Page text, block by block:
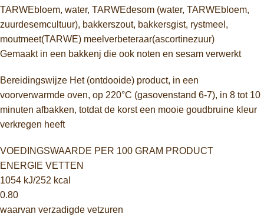
TARWEbloem, water, TARWEdesom (water, TARWEbloem,
zuurdesemcultuur), bakkerszout, bakkersgist, rystmeel,
moutmeet(TARWE) meelverbeteraar(ascortinezuur)
Gemaakt in een bakkenj die ook noten en sesam verwerkt
Bereidingswijze Het (ontdooide) product, in een
voorverwarmde oven, op 220°C (gasovenstand 6-7), in 8 tot 10
minuten afbakken, totdat de korst een mooie goudbruine kleur
verkregen heeft
VOEDINGSWAARDE PER 100 GRAM PRODUCT
ENERGIE VETTEN
1054 kJ/252 kcal
0.80
waarvan verzadigde vetzuren